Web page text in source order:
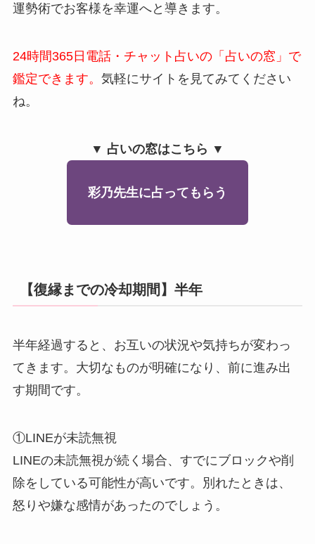
運勢術でお客様を幸運へと導きます。
24時間365日電話・チャット占いの「占いの窓」で
鑑定できます。 気軽にサイトを見てみてください
ね。
▼ 占いの窓はこちら ▼
彩乃先生に占ってもらう
【復縁までの冷却期間】半年
半年経過すると、お互いの状況や気持ちが変わっ
てきます。大切なものが明確になり、前に進み出
す期間です。
①LINEが未読無視
LINEの未読無視が続く場合、すでにブロックや削
除をしている可能性が高いです。別れたときは、
怒りや嫌な感情があったのでしょう。